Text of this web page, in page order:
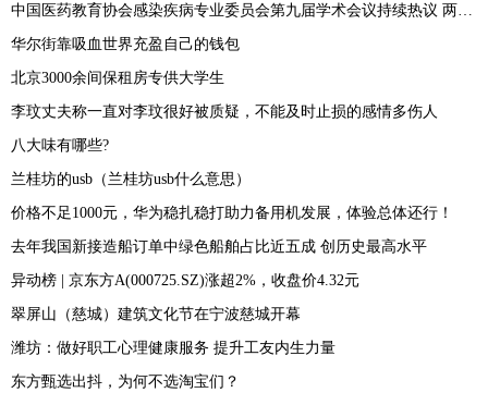
中国医药教育协会感染疾病专业委员会第九届学术会议持续热议 两性霉素专家共识发布
华尔街靠吸血世界充盈自己的钱包
北京3000余间保租房专供大学生
李玟丈夫称一直对李玟很好被质疑，不能及时止损的感情多伤人
八大味有哪些?
兰桂坊的usb（兰桂坊usb什么意思）
价格不足1000元，华为稳扎稳打助力备用机发展，体验总体还行！
去年我国新接造船订单中绿色船舶占比近五成 创历史最高水平
异动榜 | 京东方A(000725.SZ)涨超2%，收盘价4.32元
翠屏山（慈城）建筑文化节在宁波慈城开幕
潍坊：做好职工心理健康服务 提升工友内生力量
东方甄选出抖，为何不选淘宝们？